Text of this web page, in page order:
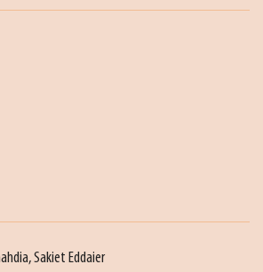
Sakiet Eddaier